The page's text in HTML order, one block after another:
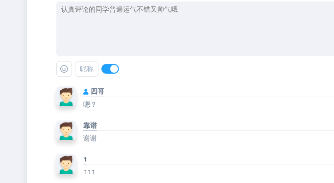
昵称
四哥
嗯？
靠谱
谢谢
1
111